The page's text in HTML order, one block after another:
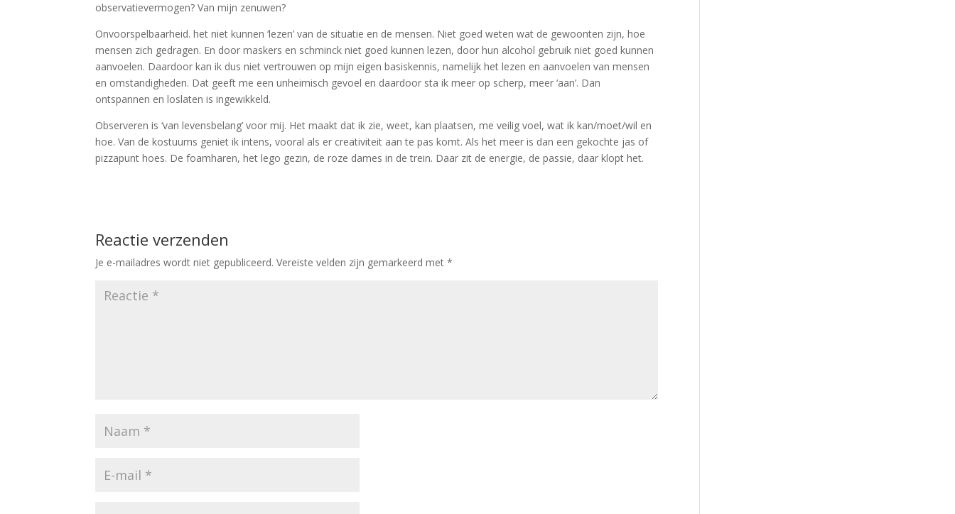
observatievermogen? Van mijn zenuwen?
Onvoorspelbaarheid. het niet kunnen ‘lezen’ van de situatie en de mensen. Niet goed weten wat de gewoonten zijn, hoe
mensen zich gedragen. En door maskers en schminck niet goed kunnen lezen, door hun alcohol gebruik niet goed kunnen
aanvoelen. Daardoor kan ik dus niet vertrouwen op mijn eigen basiskennis, namelijk het lezen en aanvoelen van mensen
en omstandigheden. Dat geeft me een unheimisch gevoel en daardoor sta ik meer op scherp, meer ‘aan’. Dan
ontspannen en loslaten is ingewikkeld.
Observeren is ‘van levensbelang’ voor mij. Het maakt dat ik zie, weet, kan plaatsen, me veilig voel, wat ik kan/moet/wil en
hoe. Van de kostuums geniet ik intens, vooral als er creativiteit aan te pas komt. Als het meer is dan een gekochte jas of
pizzapunt hoes. De foamharen, het lego gezin, de roze dames in de trein. Daar zit de energie, de passie, daar klopt het.
Reactie verzenden
Je e-mailadres wordt niet gepubliceerd. Vereiste velden zijn gemarkeerd met*